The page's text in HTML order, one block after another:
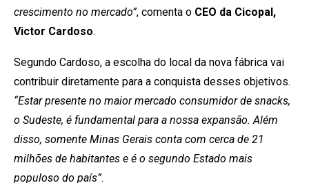
crescimento no mercado”, comenta o CEO da Cicopal,
Victor Cardoso.
Segundo Cardoso, a escolha do local da nova fábrica vai
contribuir diretamente para a conquista desses objetivos.
“Estar presente no maior mercado consumidor de snacks,
o Sudeste, é fundamental para a nossa expansão. Além
disso, somente Minas Gerais conta com cerca de 21
milhões de habitantes e é o segundo Estado mais
populoso do país”.